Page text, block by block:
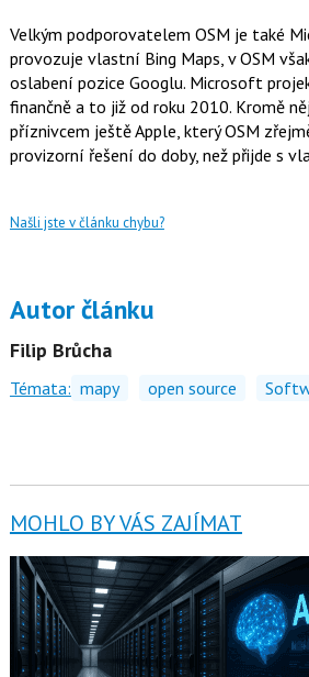
Velkým podporovatelem OSM je také
provozuje vlastní Bing Maps, v OSM
oslabení pozice Googlu. Microsoft
finančně a to již od roku 2010. Kromě
příznivcem ještě Apple, který OSM
provizorní řešení do doby, než přijde s
Našli jste v článku chybu?
Autor článku
Filip Brůcha
Témata: mapy open source
MOHLO BY VÁS ZAJÍMAT